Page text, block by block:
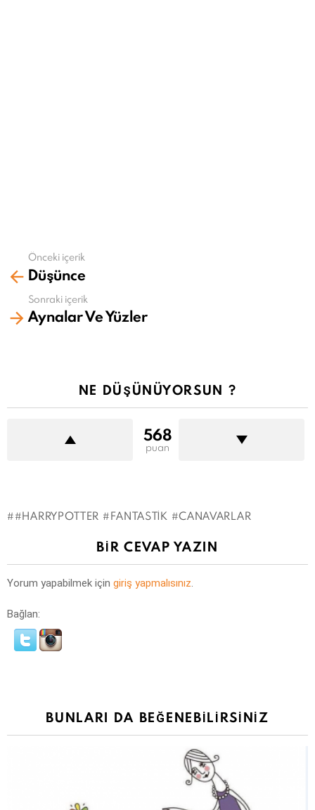
Daha
fazla
Önceki içerik
Düşünce
Sonraki içerik
Aynalar Ve Yüzler
NE DÜŞÜNÜYORSUN ?
568
puan
#HARRYPOTTER #FANTASTIK #CANAVARLAR
BIR CEVAP YAZIN
Yorum yapabilmek için giriş yapmalısınız
Bağlan:
BUNLARI DA BEĞENEBILIRSINIZ